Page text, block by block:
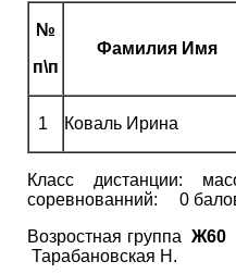
№
п\п
Фамилия Имя
1 Коваль Ирина
Класс дистанции:
соревнованний: 0
Возростная группаЖ60
Тарабановская Н.